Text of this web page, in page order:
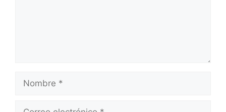
Nombre
Correo